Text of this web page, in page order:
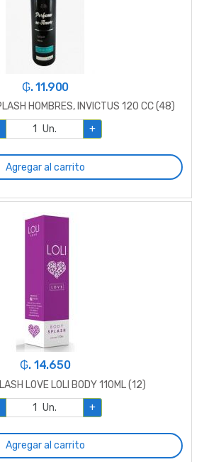
₲. 11.900
HOMBRES, INVICTUS 120 CC (48)
Un. +
Agregar al carrito
₲. 14.650
LOVE LOLI BODY 110ML (12)
Un. +
Agregar al carrito